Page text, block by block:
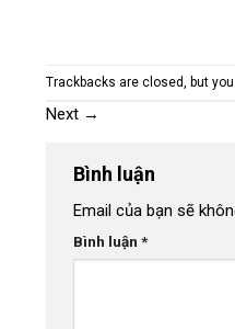
Trackbacks are closed, but
Next →
Bình luận
Email của bạn sẽ
Bình luận *